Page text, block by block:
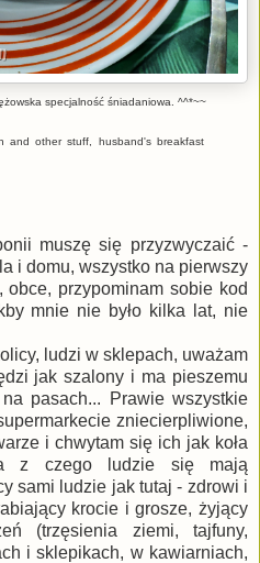
specjalność śniadaniowa. ^^*~~
and other stuff, husband's breakfast
muszę się przyzwyczaić -
i domu, wszystko na pierwszy
przypominam sobie kod
mnie nie było kilka lat, nie
ludzi w sklepach, uważam
jak szalony i ma pieszemu
pasach... Prawie wszystkie
zniecierpliwione,
i chwytam się ich jak koła
a z czego ludzie się mają
sami ludzie jak tutaj - zdrowi i
krocie i grosze, żyjący
(trzęsienia ziemi, tajfuny,
i sklepikach, w kawiarniach,